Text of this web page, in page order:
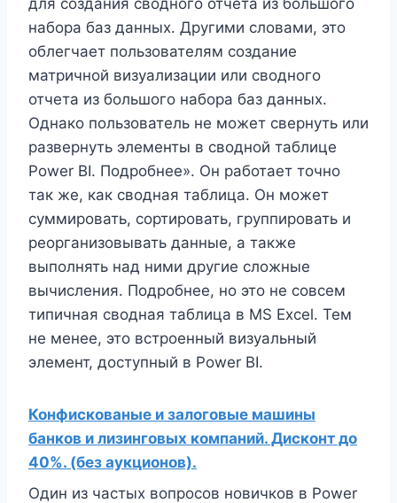
для создания сводного отчета из большого
набора баз данных. Другими словами, это
облегчает пользователям создание
матричной визуализации или сводного
отчета из большого набора баз данных.
Однако пользователь не может свернуть или
развернуть элементы в сводной таблице
Power BI. Подробнее». Он работает точно
так же, как сводная таблица. Он может
суммировать, сортировать, группировать и
реорганизовывать данные, а также
выполнять над ними другие сложные
вычисления. Подробнее, но это не совсем
типичная сводная таблица в MS Excel. Тем
не менее, это встроенный визуальный
элемент, доступный в Power BI.
Конфискованые и залоговые машины
банков и лизинговых компаний. Дисконт до
40%. (без аукционов).
Один из частых вопросов новичков в Power